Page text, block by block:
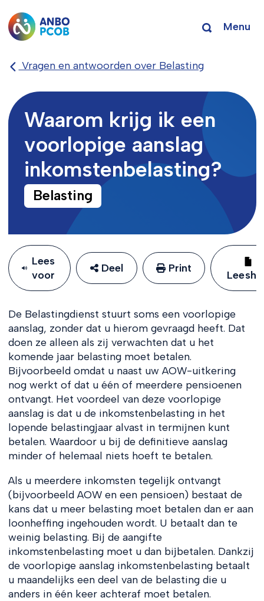
Menu
Vragen en antwoorden over Belasting
Waarom krijg ik een
voorlopige aanslag
inkomstenbelasting?
Belasting
Lees
voor
Deel Print
De Belastingdienst stuurt soms een voorlopige
aanslag, zonder dat u hierom gevraagd heeft. Dat
doen ze alleen als zij verwachten dat u het
komende jaar belasting moet betalen.
Bijvoorbeeld omdat u naast uw AOW-uitkering
nog werkt of dat u één of meerdere pensioenen
ontvangt. Het voordeel van deze voorlopige
aanslag is dat u de inkomstenbelasting in het
lopende belastingjaar alvast in termijnen kunt
betalen. Waardoor u bij de definitieve aanslag
minder of helemaal niets hoeft te betalen.
Als u meerdere inkomsten tegelijk ontvangt
(bijvoorbeeld AOW en een pensioen) bestaat de
kans dat u meer belasting moet betalen dan er aan
loonheffing ingehouden wordt. U betaalt dan te
weinig belasting. Bij de aangifte
inkomstenbelasting moet u dan bijbetalen. Dankzij
de voorlopige aanslag inkomstenbelasting betaalt
u maandelijks een deel van de belasting die u
anders in één keer achteraf moet betalen.